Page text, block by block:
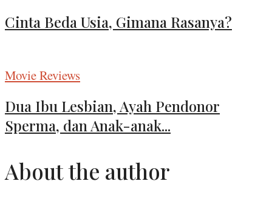
Cinta Beda Usia, Gimana Rasanya?
Movie Reviews
Dua Ibu Lesbian, Ayah Pendonor
Sperma, dan Anak-anak...
About the author